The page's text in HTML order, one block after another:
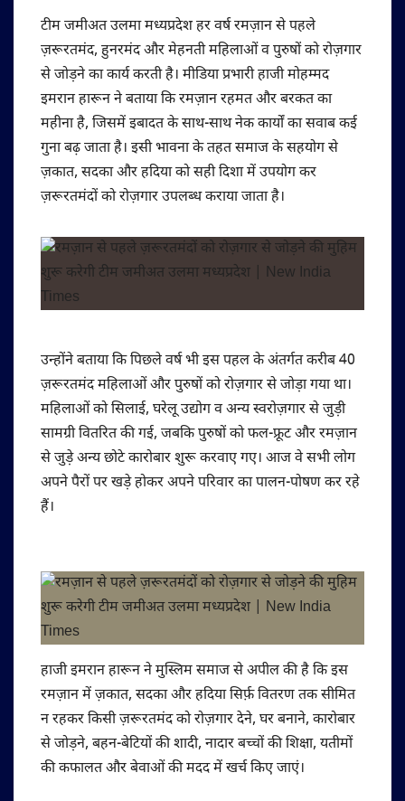
टीम जमीअत उलमा मध्यप्रदेश हर वर्ष रमज़ान से पहले
ज़रूरतमंद, हुनरमंद और मेहनती महिलाओं व पुरुषों को रोज़गार
से जोड़ने का कार्य करती है। मीडिया प्रभारी हाजी मोहम्मद
इमरान हारून ने बताया कि रमज़ान रहमत और बरकत का
महीना है, जिसमें इबादत के साथ-साथ नेक कार्यों का सवाब कई
गुना बढ़ जाता है। इसी भावना के तहत समाज के सहयोग से
ज़कात, सदका और हदिया को सही दिशा में उपयोग कर
ज़रूरतमंदों को रोज़गार उपलब्ध कराया जाता है।
उन्होंने बताया कि पिछले वर्ष भी इस पहल के अंतर्गत करीब 40
ज़रूरतमंद महिलाओं और पुरुषों को रोज़गार से जोड़ा गया था।
महिलाओं को सिलाई, घरेलू उद्योग व अन्य स्वरोज़गार से जुड़ी
सामग्री वितरित की गई, जबकि पुरुषों को फल-फ्रूट और रमज़ान
से जुड़े अन्य छोटे कारोबार शुरू करवाए गए। आज वे सभी लोग
अपने पैरों पर खड़े होकर अपने परिवार का पालन-पोषण कर रहे
हैं।
हाजी इमरान हारून ने मुस्लिम समाज से अपील की है कि इस
रमज़ान में ज़कात, सदका और हदिया सिर्फ़ वितरण तक सीमित
न रहकर किसी ज़रूरतमंद को रोज़गार देने, घर बनाने, कारोबार
से जोड़ने, बहन-बेटियों की शादी, नादार बच्चों की शिक्षा, यतीमों
की कफालत और बेवाओं की मदद में खर्च किए जाएं।